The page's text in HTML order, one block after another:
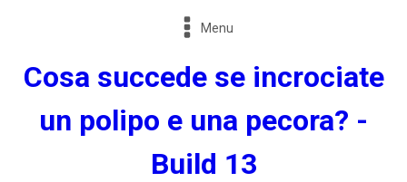
Menu
Cosa succede se incrociate
un polipo e una pecora? -
Build 13